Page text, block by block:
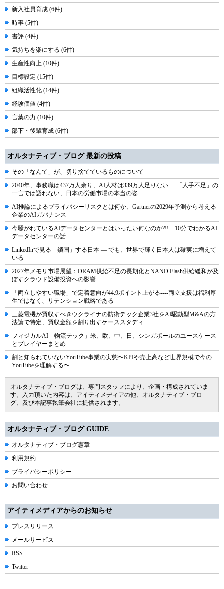
新入社員育成 (6件)
時事 (5件)
書評 (4件)
気持ちを楽にする (6件)
生産性向上 (10件)
目標設定 (15件)
組織活性化 (14件)
経験価値 (4件)
言葉の力 (10件)
部下・後輩育成 (6件)
オルタナティブ・ブログ 最新の投稿
その「なんて」が、切り捨てているものについて
2040年、事務職は437万人余り、AI人材は339万人足りない----「人手不足」の
一言では語れない、日本の労働市場の本当の姿
AI推論によるプライバシーリスクとは何か、Gartnerの2029年予測から考える
企業のAIガバナンス
今騒がれているAIデータセンターとはいったい何なのか?!! 10分でわかるAI
データセンターの話
LinkedInで見る「鎖国」する日本 ― でも、世界で輝く日本人は確実に増えて
いる
2027年メモリ市場展望：DRAM供給不足の長期化とNAND Flash供給緩和が及
ぼすクラウド設備投資への影響
「両立しやすい職場」で定着意向が44.9ポイント上がる----両立支援は福利厚
生ではなく、リテンション戦略である
三菱電機が買収すべきウクライナの防衛テック企業3社をAI駆動型M&Aの方
法論で特定、買収金額を割り出すケーススタディ
フィジカルAI「物流テック」米、欧、中、日、シンガポールのユースケース
とプレイヤーまとめ
割と知られていないYouTube事業の実態〜KPIや売上高など世界規模で今の
YouTubeを理解する〜
オルタナティブ・ブログは、専門スタッフにより、企画・構成されていま
す。入力頂いた内容は、アイティメディアの他、オルタナティブ・ブロ
グ、及び本記事執筆会社に提供されます。
オルタナティブ・ブログ GUIDE
オルタナティブ・ブログ憲章
利用規約
プライバシーポリシー
お問い合わせ
アイティメディアからのお知らせ
プレスリリース
メールサービス
RSS
Twitter